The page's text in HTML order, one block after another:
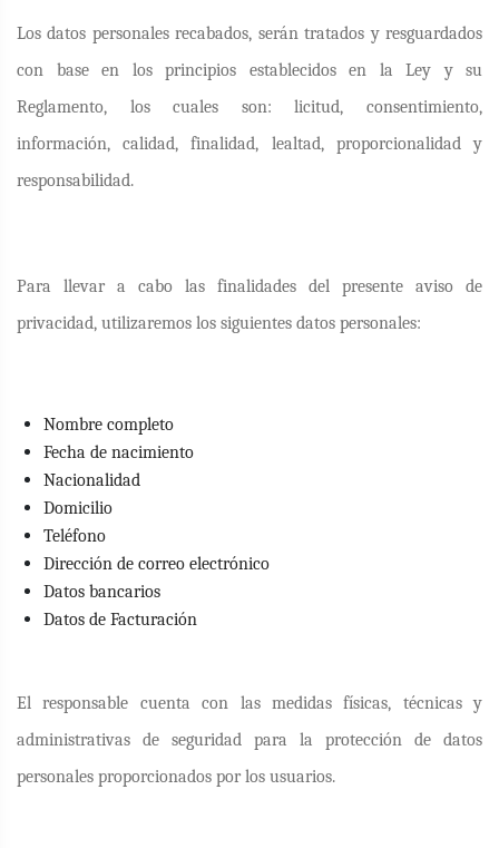
Los datos personales recabados, serán tratados y resguardados
con base en los principios establecidos en la Ley y su
Reglamento, los cuales son: licitud, consentimiento,
información, calidad, finalidad, lealtad, proporcionalidad y
responsabilidad.
Para llevar a cabo las finalidades del presente aviso de
privacidad, utilizaremos los siguientes datos personales:
Nombre completo
Fecha de nacimiento
Nacionalidad
Domicilio
Teléfono
Dirección de correo electrónico
Datos bancarios
Datos de Facturación
El responsable cuenta con las medidas físicas, técnicas y
administrativas de seguridad para la protección de datos
personales proporcionados por los usuarios.